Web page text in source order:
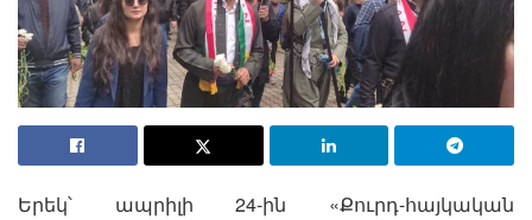
Երեկ՝ ապրիլի 24-ին «Քուրդ-հայկական